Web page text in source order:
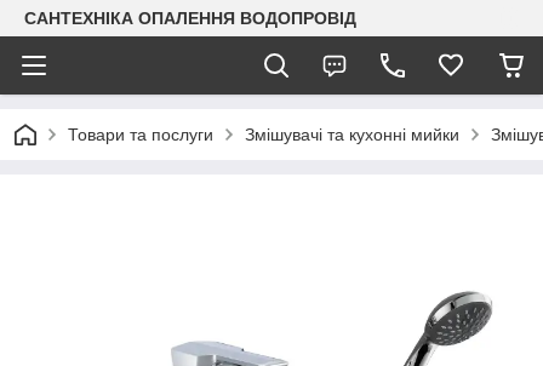
САНТЕХНІКА ОПАЛЕННЯ ВОДОПРОВІД
Товари та послуги Змішувачі та кухонні мийки